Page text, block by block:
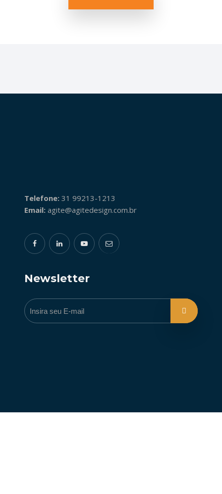
Telefone: 31 99213-1213
Email: agite@agitedesign.com.br
Newsletter